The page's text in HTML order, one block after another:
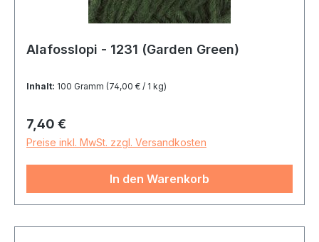
Alafosslopi - 1231 (Garden Green)
Inhalt: 100 Gramm (74,00 € / 1 kg)
Regulärer Preis:
7,40 €
Preise inkl. MwSt. zzgl. Versandkosten
In den Warenkorb